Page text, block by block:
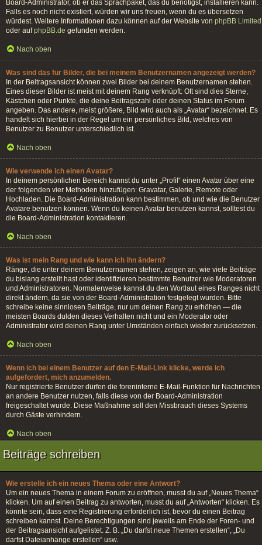
Board-Administrator, ob er das Sprachpaket, das du benötigst, installieren kann.
Falls es noch nicht existiert, würden wir uns freuen, wenn du es übersetzen
würdest. Weitere Informationen dazu können auf der Website von phpBB Limited
oder aufphpBB.de gefunden werden.
Nach oben
Was sind das für Bilder, die bei meinem Benutzernamen angezeigt werden?
In der Beitragsansicht können zwei Bilder bei deinem Benutzernamen stehen.
Eines dieser Bilder ist meist mit deinem Rang verknüpft: Oft sind dies Sterne,
Kästchen oder Punkte, die deine Beitragszahl oder deinen Status im Forum
angeben. Das andere, meist größere, Bild wird auch als „Avatar“ bezeichnet. Es
handelt sich hierbei in der Regel um ein persönliches Bild, welches von
Benutzer zu Benutzer unterschiedlich ist.
Nach oben
Wie verwende ich einen Avatar?
In deinem persönlichen Bereich kannst du unter „Profil“ einen Avatar über eine
der folgenden vier Methoden hinzufügen: Gravatar, Galerie, Remote oder
Hochladen. Die Board-Administration kann bestimmen, ob und wie die Benutzer
Avatare benutzen können. Wenn du keinen Avatar benutzen kannst, solltest du
die Board-Administration kontaktieren.
Nach oben
Was ist mein Rang und wie kann ich ihn ändern?
Ränge, die unter deinem Benutzernamen stehen, zeigen an, wie viele Beiträge
du bislang erstellt hast oder identifizieren bestimmte Benutzer wie Moderatoren
und Administratoren. Normalerweise kannst du den Wortlaut eines Ranges nicht
direkt ändern, da sie von der Board-Administration festgelegt wurden. Bitte
schreibe keine sinnlosen Beiträge, nur um deinen Rang zu erhöhen — die
meisten Boards dulden dieses Verhalten nicht und ein Moderator oder
Administrator wird deinen Rang unter Umständen einfach wieder zurücksetzen.
Nach oben
Wenn ich bei einem Benutzer auf den E-Mail-Link klicke, werde ich
aufgefordert, mich anzumelden.
Nur registrierte Benutzer dürfen die foreninterne E-Mail-Funktion für Nachrichten
an andere Benutzer nutzen, falls diese von der Board-Administration
freigeschaltet wurde. Diese Maßnahme soll den Missbrauch dieses Systems
durch Gäste verhindern.
Nach oben
Beiträge schreiben
Wie erstelle ich ein neues Thema oder eine Antwort?
Um ein neues Thema in einem Forum zu eröffnen, musst du auf „Neues Thema“
klicken. Um auf einen Beitrag zu antworten, musst du auf „Antworten“ klicken. Es
könnte sein, dass eine Registrierung erforderlich ist, bevor du einen Beitrag
schreiben kannst. Deine Berechtigungen sind jeweils am Ende der Foren- und
der Beitragsansicht aufgelistet. Z. B. „Du darfst neue Themen erstellen“, „Du
darfst Dateianhänge erstellen“ usw.